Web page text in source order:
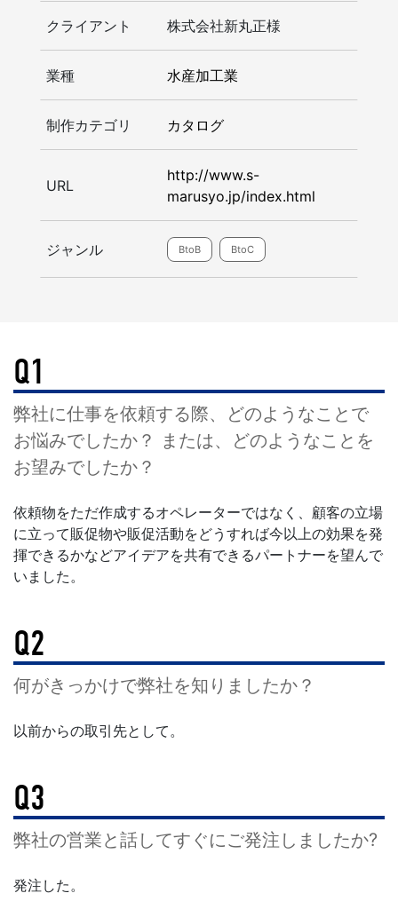
クライアント 株式会社新丸正様
業種 水産加工業
制作カテゴリ カタログ
URL
http://www.s-
marusyo.jp/index.html
ジャンル BtoB BtoC
Q1
弊社に仕事を依頼する際、どのようなことで
お悩みでしたか？ または、どのようなことを
お望みでしたか？
依頼物をただ作成するオペレーターではなく、顧客の立場
に立って販促物や販促活動をどうすれば今以上の効果を発
揮できるかなどアイデアを共有できるパートナーを望んで
いました。
Q2
何がきっかけで弊社を知りましたか？
以前からの取引先として。
Q3
弊社の営業と話してすぐにご発注しましたか?
発注した。